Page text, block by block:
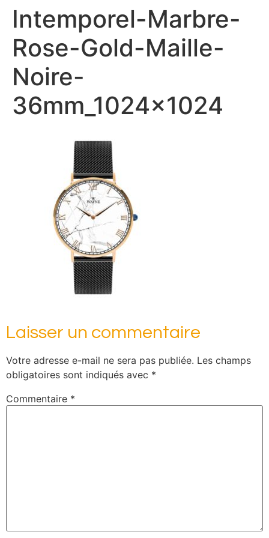
Intemporel-Marbre-
Rose-Gold-Maille-
Noire-
36mm_1024x1024
Laisser un commentaire
Votre adresse e-mail ne sera pas publiée. Les champs
obligatoires sont indiqués avec *
Commentaire *